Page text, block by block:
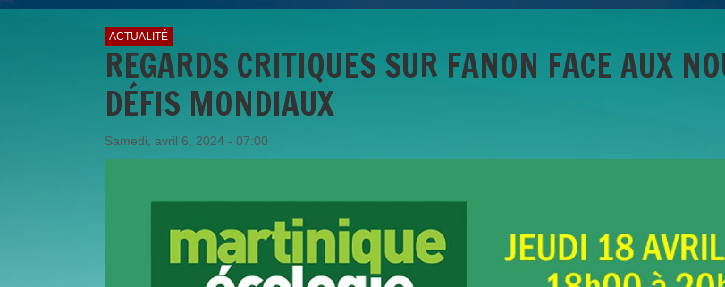
ACTUALITÉ
REGARDS CRITIQUES SUR FANON FACE AUX
DÉFIS MONDIAUX
Samedi, avril 6, 2024 - 07:00